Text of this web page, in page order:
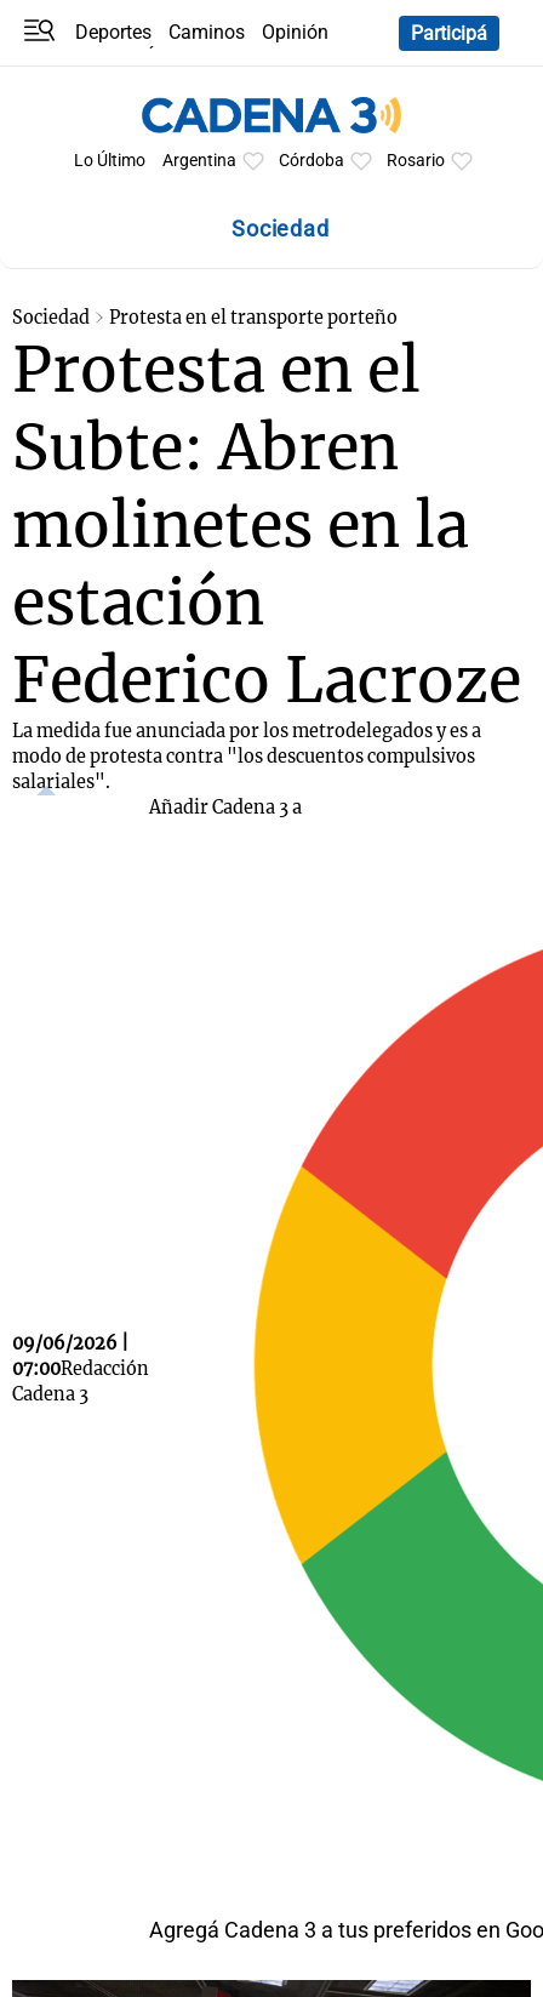
Deportes Caminos
Opinión
Participá
Lo Último Argentina Córdoba Rosario
Sociedad
Sociedad Protesta en el transporte porteño
Protesta en el
Subte: Abren
molinetes en la
estación
Federico Lacroze
La medida fue anunciada por los metrodelegados y es a
modo de protesta contra "los descuentos compulsivos
salariales".
09/06/2026 |
07:00Redacción
Cadena 3
Añadir Cadena 3 a
Agregá Cadena 3 a tus preferidos en
Mundial 2026
La Sole en
Cadena 3